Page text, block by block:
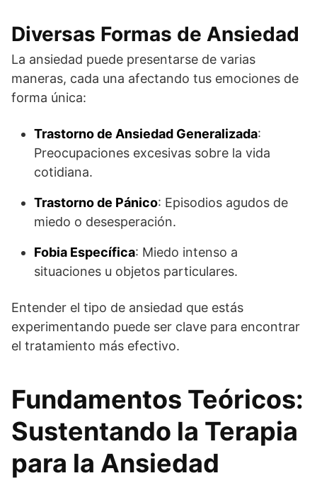
Diversas Formas de Ansiedad
La ansiedad puede presentarse de varias
maneras, cada una afectando tus emociones de
forma única:
Trastorno de Ansiedad Generalizada:
Preocupaciones excesivas sobre la vida
cotidiana.
Trastorno de Pánico: Episodios agudos de
miedo o desesperación.
Fobia Específica: Miedo intenso a
situaciones u objetos particulares.
Entender el tipo de ansiedad que estás
experimentando puede ser clave para encontrar
el tratamiento más efectivo.
Fundamentos Teóricos:
Sustentando la Terapia
para la Ansiedad